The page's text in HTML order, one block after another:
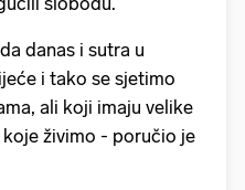
danas i sutra u
i tako se sjetimo
ali koji imaju velike
živimo - poručio je